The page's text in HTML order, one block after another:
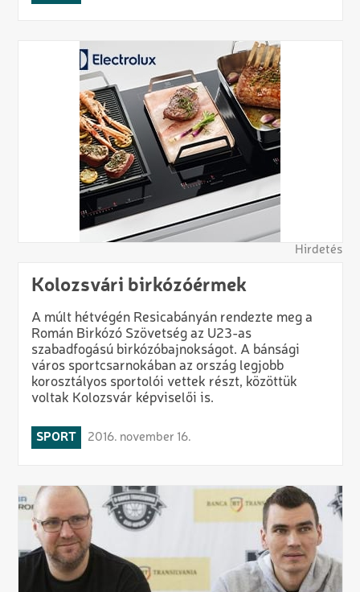
Hirdetés
Kolozsvári birkózóérmek
A múlt hétvégén Resicabányán rendezte meg a
Román Birkózó Szövetség az U23-as
szabadfogású birkózóbajnokságot. A bánsági
város sportcsarnokában az ország legjobb
korosztályos sportolói vettek részt, közöttük
voltak Kolozsvár képviselői is.
SPORT 2016. november 16.